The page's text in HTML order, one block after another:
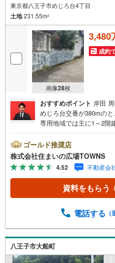
東京都八王子市めじろ台4丁目
土地231.55m2
画像28枚
3,480
成約
おすすめポイント 岸田
めじろ台交番が380mの
専用地域では主に1～2階
歩6分圏内に立地してい
の土地がこちらです。周
住宅用地はこちらです。
1.55平米（公簿）ありま
物件は特にお問い合わ
下さい。「室内・現地
ります。○住宅ローンの
ッフが親身になってお客
きます！ /他社様掲載物
軽にお問い合わせ下さい
ゴールド推奨店
株式会社住まいの広場TOWNS
4.52 不動産会
資料をもらう
電話する
八王子市大船町